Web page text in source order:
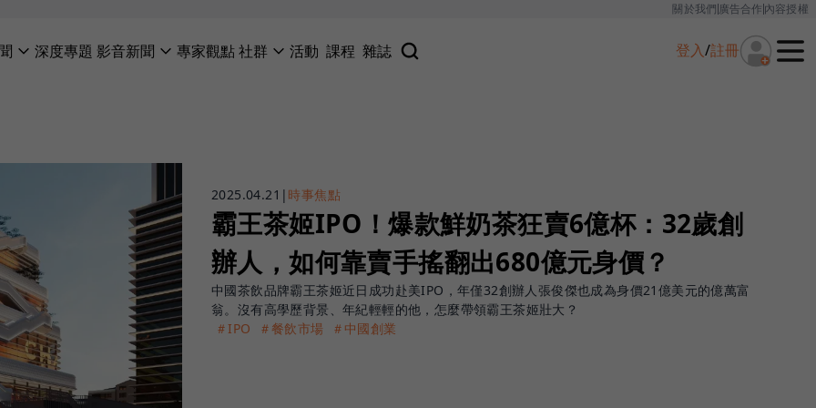
關於我們廣告合作內容授權
深度專題 影音新聞 專家觀點社群 活動 課程 雜誌 登入/註冊
2025.04.21 | 時事焦點
霸王茶姬IPO！爆款鮮奶茶狂賣6億杯：32歲創
辦人，如何靠賣手搖翻出680億元身價？
中國茶飲品牌霸王茶姬近日成功赴美IPO，年僅32創辦人張俊傑也成為身價21億美元的億萬富
翁。沒有高學歷背景、年紀輕輕的他，怎麼帶領霸王茶姬壯大？
＃IPO
＃餐飲市場 ＃中國創業